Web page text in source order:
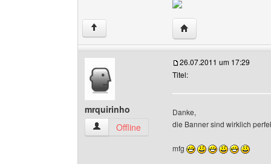
↑ Website dieses
mrquirinho
mrquirinho Benutzer-Profile anzeigen
Offline
26.07.2011 um 17:29
Titel:
Danke,
die Banner sind wirklich
mfg